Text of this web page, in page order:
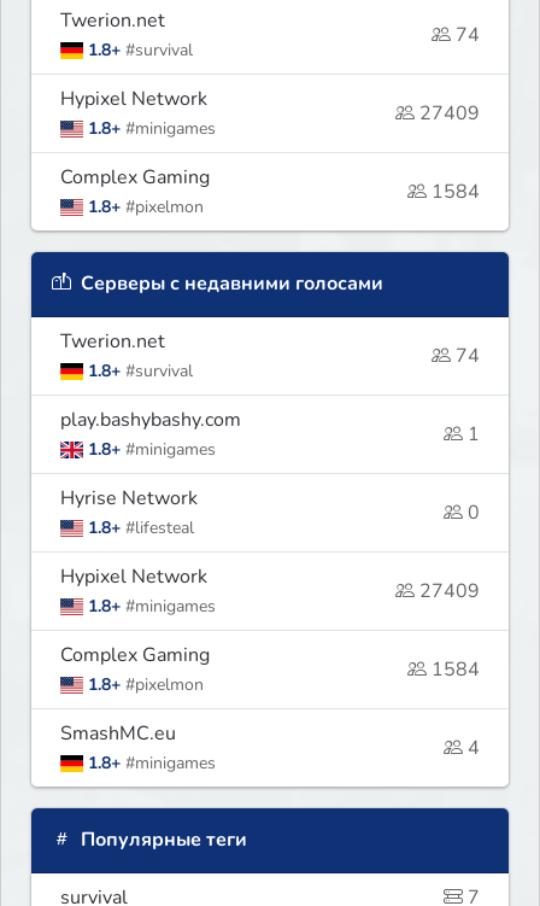
Twerion.net
1.8+ #survival
74
Hypixel Network
1.8+ #minigames
27409
Complex Gaming
1.8+ #pixelmon
1584
Серверы с недавними голосами
Twerion.net
1.8+ #survival
74
play.bashybashy.com
1.8+ #minigames
1
Hyrise Network
1.8+ #lifesteal
0
Hypixel Network
1.8+ #minigames
27409
Complex Gaming
1.8+ #pixelmon
1584
SmashMC.eu
1.8+ #minigames
4
Популярные теги
survival
7